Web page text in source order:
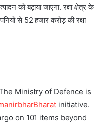
को बढ़ाया जाएगा. रक्षा क्षेत्र के
से 52 हजार करोड़ की रक्षा
Ministry of Defence is
initiative.
on 101 items beyond